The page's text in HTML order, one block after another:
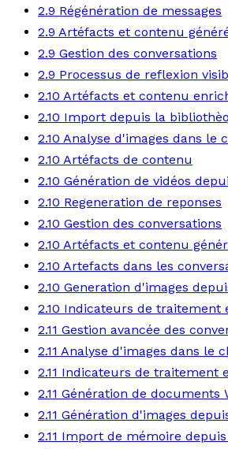
2.9 Régénération de messages
2.9 Artéfacts et contenu
2.9 Gestion des conversations
2.9 Processus de reflexion
2.10 Artéfacts et contenu
2.10 Import depuis la
2.10 Analyse d'images dans le
2.10 Artéfacts de contenu
2.10 Génération de vidéos
2.10 Regeneration de reponses
2.10 Gestion des conversations
2.10 Artéfacts et contenu
2.10 Artefacts dans les
2.10 Generation d'images
2.10 Indicateurs de traitement
2.11 Gestion avancée des
2.11 Analyse d'images dans le
2.11 Indicateurs de traitement
2.11 Génération de documents
2.11 Génération d'images
2.11 Import de mémoire